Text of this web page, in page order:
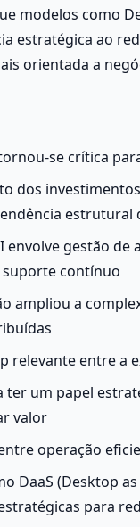
modelos como
estratégica ao
orientada a
se crítica
dos
envolve gestão
contínuo
ampliou a
relevante entre a
ter um papel
valor
operação
DaaS (Desktop
para